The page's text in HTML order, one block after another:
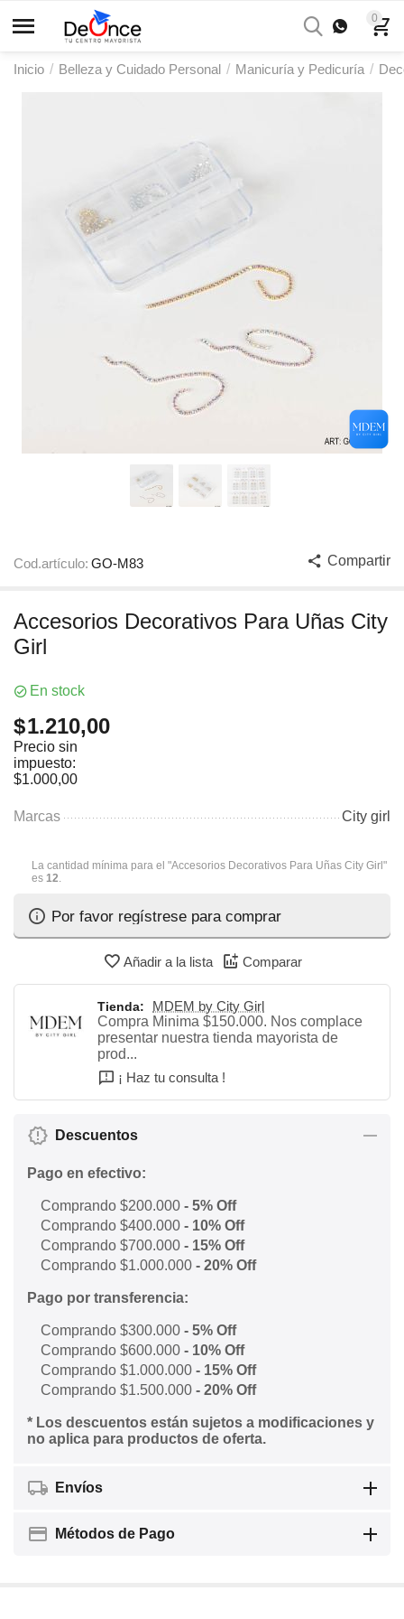
0
Inicio / Belleza y Cuidado Personal / Manicuría y Pedicuría /
Cod.artículo: GO-M83 Compartir
Accesorios Decorativos Para Uñas City
Girl
En stock
$1.210,00
Precio sin
impuesto:
$1.000,00
Marcas City girl
La cantidad mínima para el "Accesorios Decorativos Para Uñas City Girl"
es 12.
Por favor regístrese para comprar
Añadir a la lista Comparar
Tienda:
MDEM by City Girl
Compra Minima $150.000. Nos complace
presentar nuestra tienda mayorista de
prod...
¡ Haz tu consulta !
Descuentos
Pago en efectivo:
Comprando $200.000 - 5% Off
Comprando $400.000 - 10% Off
Comprando $700.000 - 15% Off
Comprando $1.000.000 - 20% Off
Pago por transferencia:
Comprando $300.000 - 5% Off
Comprando $600.000 - 10% Off
Comprando $1.000.000 - 15% Off
Comprando $1.500.000 - 20% Off
* Los descuentos están sujetos a modificaciones y
no aplica para productos de oferta.
Envíos
Métodos de Pago